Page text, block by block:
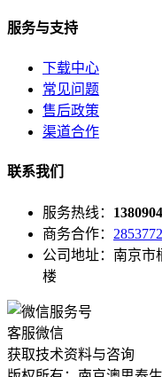
服务与支持
下载中心
常见问题
售后政策
渠道合作
联系我们
服务热线：
商务合作：
公司地址：南京市
楼
客服微信
获取技术资料与咨询